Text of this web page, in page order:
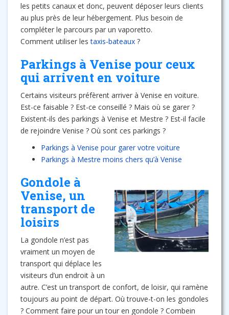
les petits canaux et donc, peuvent déposer leurs clients
au plus près de leur hébergement. Plus besoin de
compléter le parcours par un vaporetto.
Comment utiliser lestaxis-bateaux ?
Parkings à Venise pour ceux
qui arrivent en voiture
Certains visiteurs préfèrent arriver à Venise en voiture.
Est-ce faisable ? Est-ce conseillé ? Mais où se garer ?
Existent-ils des parkings à Venise et Mestre ? Est-il facile
de rejoindre Venise ? Où sont ces parkings ?
Parkings à Venise pour garer votre voiture
Parkings à Mestre moins chers qu’à Venise
Gondole à
Venise, un
transport de
loisirs
La gondole n’est pas
vraiment un moyen de
transport qui déplace les
visiteurs d’un endroit à un
autre. C’est un transport de confort, de loisir, qui ramène
toujours au point de départ. Où trouve-t-on les gondoles
? Comment faire pour un tour en gondole ? Combein